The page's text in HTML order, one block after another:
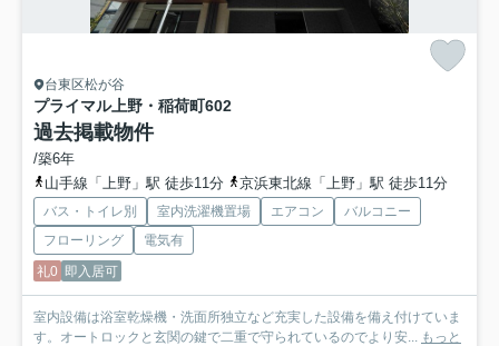
台東区松が谷
プライマル上野・稲荷町602
過去掲載物件
/築6年
山手線「上野」駅 徒歩11分
京浜東北線「上野」駅 徒歩11分
バス・トイレ別 室内洗濯機置場 エアコン
バルコニー
フローリング
電気有
礼0 即入居可
室内設備は浴室乾燥機・洗面所独立など充実した設備を備え付けていま
す。オートロックと玄関の鍵で二重で守られているのでより安...
もっと